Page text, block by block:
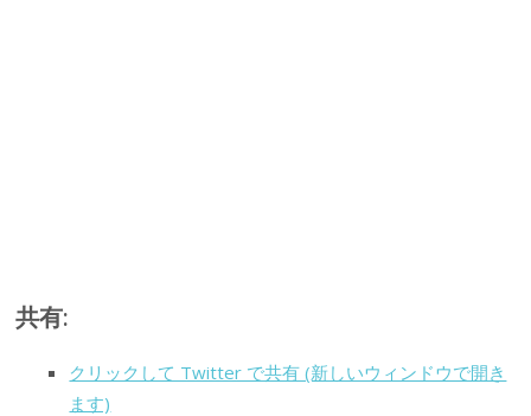
共有:
クリックして Twitter で共有 (新しいウィンドウで開き
ます)